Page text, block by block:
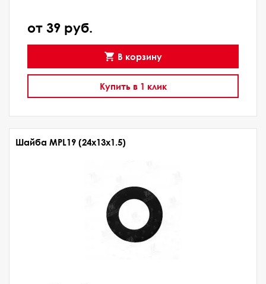
от 39 руб.
В корзину
Купить в 1 клик
Шайба MPL19 (24х13х1.5)